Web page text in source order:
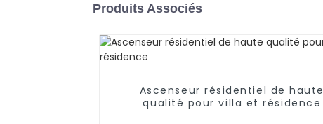
Produits Associés
Ascenseur résidentiel de haute
qualité pour villa et résidence